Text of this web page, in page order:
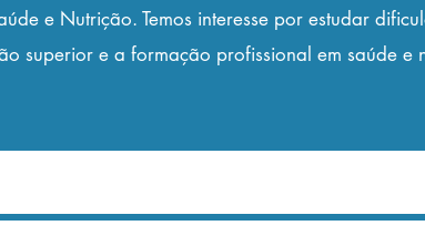
e Nutrição. Temos interesse por estudar
superior e a formação profissional em saúde e